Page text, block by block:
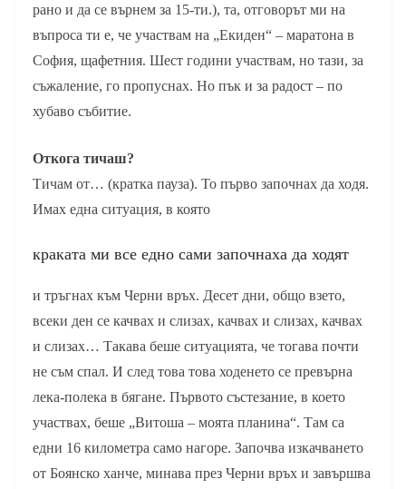
рано и да се върнем за 15-ти.), та, отговорът ми на
въпроса ти е, че участвам на „Екиден“ – маратона в
София, щафетния. Шест години участвам, но тази, за
съжаление, го пропуснах. Но пък и за радост – по
хубаво събитие.
Откога тичаш?
Тичам от… (кратка пауза). То първо започнах да ходя.
Имах една ситуация, в която
краката ми все едно сами започнаха да ходят
и тръгнах към Черни връх. Десет дни, общо взето,
всеки ден се качвах и слизах, качвах и слизах, качвах
и слизах… Такава беше ситуацията, че тогава почти
не съм спал. И след това това ходенето се превърна
лека-полека в бягане. Първото състезание, в което
участвах, беше „Витоша – моята планина“. Там са
едни 16 километра само нагоре. Започва изкачването
от Боянско ханче, минава през Черни връх и завършва